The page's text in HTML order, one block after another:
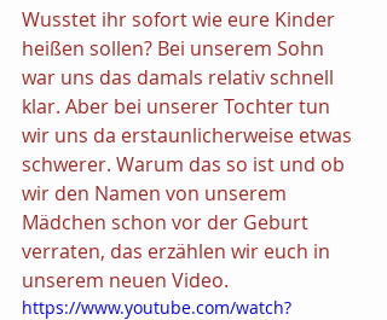
Wusstet ihr sofort wie eure Kinder
heißen sollen? Bei unserem Sohn
war uns das damals relativ schnell
klar. Aber bei unserer Tochter tun
wir uns da erstaunlicherweise etwas
schwerer. Warum das so ist und ob
wir den Namen von unserem
Mädchen schon vor der Geburt
verraten, das erzählen wir euch in
unserem neuen Video.
https://www.youtube.com/watch?